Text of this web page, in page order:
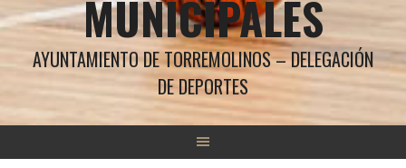
MUNICIPALES
AYUNTAMIENTO DE TORREMOLINOS – DELEGACIÓN
DE DEPORTES